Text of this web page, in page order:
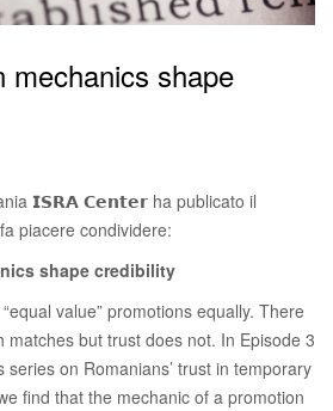
mechanics shape
𝗜𝗦𝗥𝗔 𝗖𝗲𝗻𝘁𝗲𝗿 ha publicato il
piacere condividere:
shape credibility
value” promotions equally. There
matches but trust does not. In Episode 3
series on Romanians’ trust in temporary
find that the mechanic of a promotion